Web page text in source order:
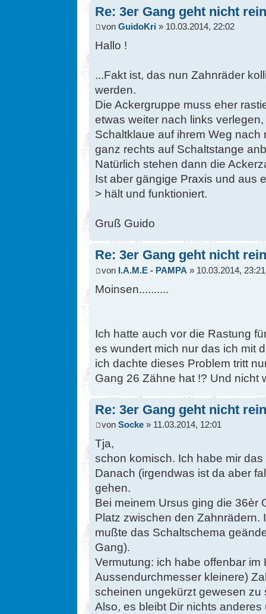
Re: 3er Gang geht nicht
von GuidoKri » 10.03.2014, 22:02
Hallo !
...Fakt ist, das nun Zahnräder
werden.
Die Ackergruppe muss eher
etwas weiter nach links
Schaltklaue auf ihrem Weg
ganz rechts auf Schaltstange
Natürlich stehen dann die
Ist aber gängige Praxis und aus
> hält und funktioniert.
Gruß Guido
Re: 3er Gang geht nicht
von I.A.M.E - PAMPA » 10.03.2014, 23:21
Moinsen..........
Ich hatte auch vor die Rastung
es wundert mich nur das ich mit
ich dachte dieses Problem tritt
Gang 26 Zähne hat !? Und nicht
Re: 3er Gang geht nicht
von Socke » 11.03.2014, 12:01
Tja,
schon komisch. Ich habe mir
Danach (irgendwas ist da aber
gehen.
Bei meinem Ursus ging die 36èr
Platz zwischen den
mußte das Schaltschema
Gang).
Vermutung: ich habe offenbar im
Aussendurchmesser kleinere)
scheinen ungekürzt gewesen zu
Also, es bleibt Dir nichts